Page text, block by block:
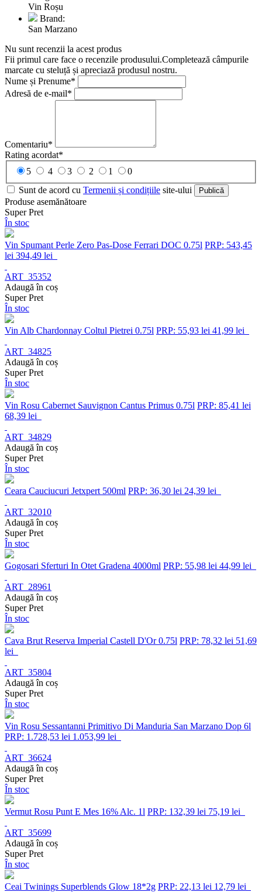
Vin Roșu
Brand:
San Marzano
Nu sunt recenzii la acest produs
Fii primul care face o recenzile produsului.Completează câmpurile
marcate cu steluță și apreciază produsul nostru.
Nume și Prenume*
Adresă de e-mail*
Comentariu*
Rating acordat*
5
4 3 2 1
0
Sunt de acord cu Termenii și condițiile site-ului Publică
Produse asemănătoare
Super Pret
În stoc
Vin Spumant Perle Zero Pas-Dose Ferrari DOC 0.75l PRP: 543,45
lei 394,49 lei
ART_35352
Adaugă în coș
Super Pret
În stoc
Vin Alb Chardonnay Coltul Pietrei 0.75l PRP: 55,93 lei 41,99 lei
ART_34825
Adaugă în coș
Super Pret
În stoc
Vin Rosu Cabernet Sauvignon Cantus Primus 0.75l PRP: 85,41 lei
68,39 lei
ART_34829
Adaugă în coș
Super Pret
În stoc
Ceara Cauciucuri Jetxpert 500ml PRP: 36,30 lei 24,39 lei
ART_32010
Adaugă în coș
Super Pret
În stoc
Gogosari Sferturi In Otet Gradena 4000ml PRP: 55,98 lei 44,99 lei
ART_28961
Adaugă în coș
Super Pret
În stoc
Cava Brut Reserva Imperial Castell D'Or 0.75l PRP: 78,32 lei 51,69
lei
ART_35804
Adaugă în coș
Super Pret
În stoc
Vin Rosu Sessantanni Primitivo Di Manduria San Marzano Dop 6l
PRP: 1.728,53 lei 1.053,99 lei
ART_36624
Adaugă în coș
Super Pret
În stoc
Vermut Rosu Punt E Mes 16% Alc. 1l PRP: 132,39 lei 75,19 lei
ART_35699
Adaugă în coș
Super Pret
În stoc
Ceai Twinings Superblends Glow 18*2g PRP: 22,13 lei 12,79 lei